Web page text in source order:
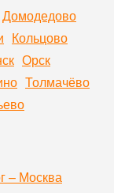
Домодедово
Кольцово
Орск
Толмачёво
– Москва